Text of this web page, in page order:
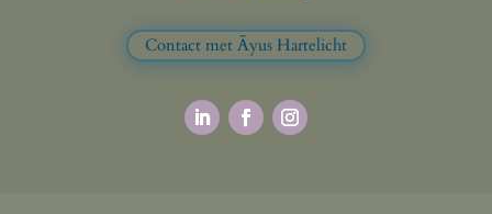
Contact met Āyus Hartelicht